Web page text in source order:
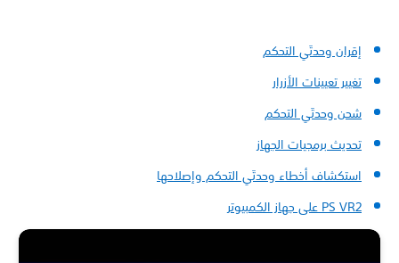
إقران وحدتَي التحكم
تغيير تعيينات الأزرار
شحن وحدتَي التحكم
تحديث برمجيات الجهاز
استكشاف أخطاء وحدتَي التحكم وإصلاحها
PS VR2 على جهاز الكمبيوتر